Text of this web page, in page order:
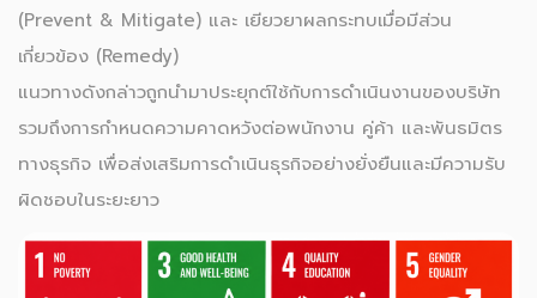
(Prevent & Mitigate) และ เยียวยาผลกระทบเมื่อมีส่วน
เกี่ยวข้อง (Remedy)
แนวทางดังกล่าวถูกนำมาประยุกต์ใช้กับการดำเนินงานของบริษัท
รวมถึงการกำหนดความคาดหวังต่อพนักงาน คู่ค้า และพันธมิตร
ทางธุรกิจ เพื่อส่งเสริมการดำเนินธุรกิจอย่างยั่งยืนและมีความรับ
ผิดชอบในระยะยาว